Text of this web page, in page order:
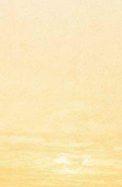
публично
ложь о
Сноу